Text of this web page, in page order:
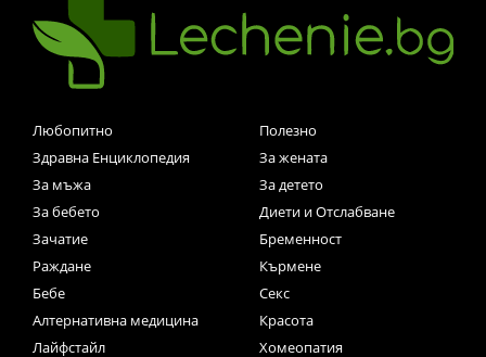
Любопитно
Полезно
Здравна Енциклопедия
За жената
За мъжа
За детето
За бебето
Диети и Отслабване
Зачатие
Бременност
Раждане
Кърмене
Бебе
Секс
Алтернативна медицина
Красота
Лайфстайл
Хомеопатия